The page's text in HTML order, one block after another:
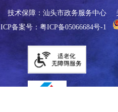
技术保障：汕头市政务服务中心
ICP备案号：粤ICP备05066684号-1